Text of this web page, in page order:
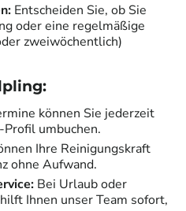
Entscheiden Sie, ob Sie
oder eine regelmäßige
zweiwöchentlich)
können Sie jederzeit
umbuchen.
Ihre Reinigungskraft
ohne Aufwand.
Bei Urlaub oder
Ihnen unser Team sofort,